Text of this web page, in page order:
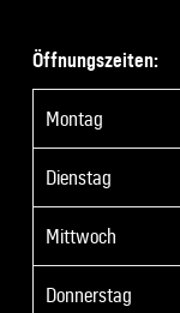
Öffnungszeiten:
Montag
Dienstag
Mittwoch
Donnerstag